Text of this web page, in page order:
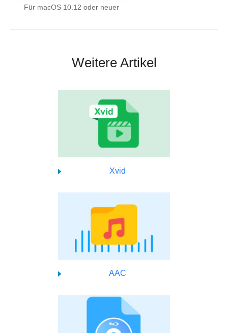
Für macOS 10.12 oder neuer
Weitere Artikel
Xvid
AAC